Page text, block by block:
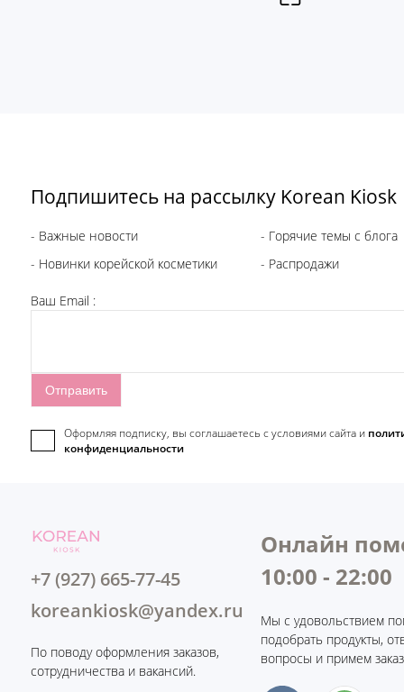
Подпишитесь на рассылку Korean Kiosk
- Важные новости
- Горячие темы с блога
- Новинки корейской косметики
- Распродажи
Ваш Email :
Оформляя подписку, вы соглашаетесь c условиями сайта и
конфиденциальности
+7 (927) 665-77-45
koreankiosk@yandex.ru
По поводу оформления заказов,
сотрудничества и вакансий.
Онлайн
10:00 - 22:00
Мы с удовольствием
подобрать продукты,
вопросы и примем